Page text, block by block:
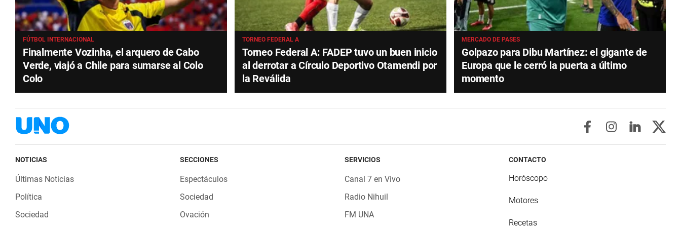
FÚTBOL INTERNACIONAL
Finalmente Vozinha, el arquero de Cabo
Verde, viajó a Chile para sumarse al Colo
Colo
TORNEO FEDERAL A
Torneo Federal A: FADEP tuvo un buen inicio
al derrotar a Círculo Deportivo Otamendi por
la Reválida
MERCADO DE PASES
Golpazo para Dibu Martínez: el gigante de
Europa que le cerró la puerta a último
momento
NOTICIAS
Últimas Noticias
Política
Sociedad
SECCIONES
Espectáculos
Sociedad
Ovación
SERVICIOS
Canal 7 en Vivo
Radio Nihuil
FM UNA
CONTACTO
Horóscopo
Motores
Recetas